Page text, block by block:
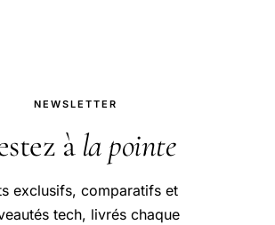
NEWSLETTER
à la pointe
exclusifs, comparatifs et
tech, livrés chaque